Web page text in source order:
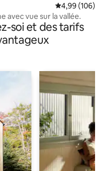
Évaluation
4,99 (106)
avec vue sur la vallée.
soi et des tarifs